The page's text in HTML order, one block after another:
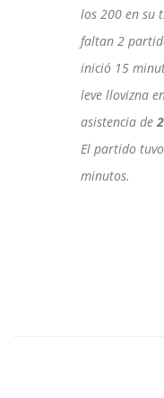
los 200 en su
faltan 2
inició 15
leve llovizna
asistencia de
El partido
minutos.